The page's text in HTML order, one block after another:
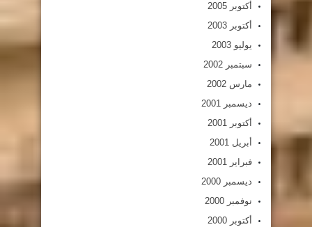
أكتوبر 2005
أكتوبر 2003
يوليو 2003
سبتمبر 2002
مارس 2002
ديسمبر 2001
أكتوبر 2001
أبريل 2001
فبراير 2001
ديسمبر 2000
نوفمبر 2000
أكتوبر 2000